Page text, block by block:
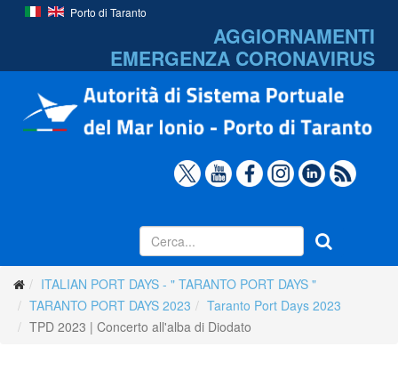
Porto di Taranto
AGGIORNAMENTI
EMERGENZA CORONAVIRUS
ITALIAN PORT DAYS - " TARANTO PORT DAYS "
TARANTO PORT DAYS 2023
Taranto Port Days 2023
TPD 2023 | Concerto all'alba di Diodato